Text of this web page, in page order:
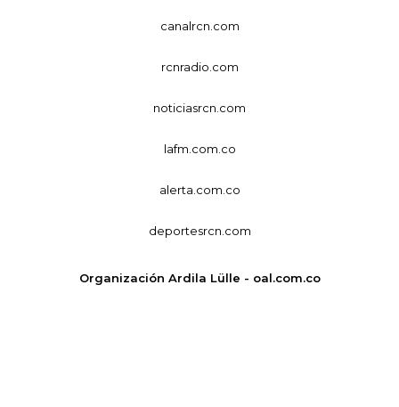
canalrcn.com
rcnradio.com
noticiasrcn.com
lafm.com.co
alerta.com.co
deportesrcn.com
Organización Ardila Lülle - oal.com.co